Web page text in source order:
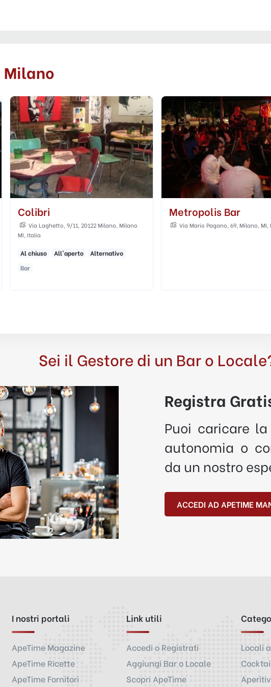
Milano
Metropolis Bar
Via Mario Pagano, 69, Milano, MI, Italia
Tannico Wine Bar
Via Savona, 17, 20144 Milano,
Sei il Gestore di un Bar o
Registra
Puoi caricare
autonomia o
da un nostro
ACCEDI AD APETIME
I nostri portali
ApeTime Magazine
ApeTime Ricette
ApeTime Fornitori
Link utili
Accedi o Registrati
Aggiungi Bar o Locale
Scopri ApeTime
Locali